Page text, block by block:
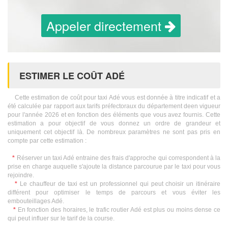
Appeler directement
ESTIMER LE COÛT ADÉ
Cette estimation de coût pour taxi Adé vous est donnée à titre indicatif et a
été calculée par rapport aux tarifs préfectoraux du département deen vigueur
pour l'année 2026 et en fonction des éléments que vous avez fournis. Cette
estimation a pour objectif de vous donnez un ordre de grandeur et
uniquement cet objectif là. De nombreux paramètres ne sont pas pris en
compte par cette estimation :
* Réserver un taxi Adé entraine des frais d'approche qui correspondent à la
prise en charge auquelle s'ajoute la distance parcourue par le taxi pour vous
rejoindre.
* Le chauffeur de taxi est un professionnel qui peut choisir un itinéraire
différent pour optimiser le temps de parcours et vous éviter les
embouteillages Adé.
*En fonction des horaires, le trafic routier Adé est plus ou moins dense ce
qui peut influer sur le tarif de la course.